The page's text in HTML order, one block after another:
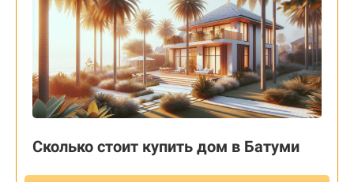
Сколько стоит купить дом в Батуми